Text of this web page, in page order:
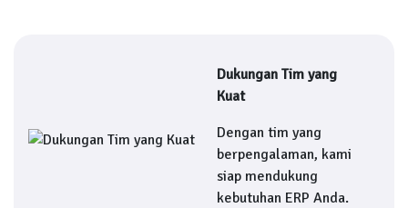
Dukungan Tim yang
Kuat
Dengan tim yang
berpengalaman, kami
siap mendukung
kebutuhan ERP Anda.